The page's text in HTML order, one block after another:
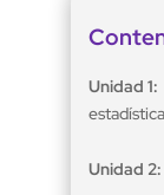
Unidad 1:
Unidad 2: